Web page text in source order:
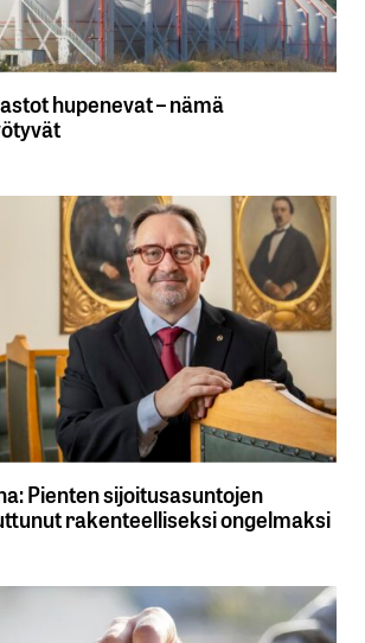
hupenevat – nämä
Pienten sijoitusasuntojen
rakenteelliseksi ongelmaksi